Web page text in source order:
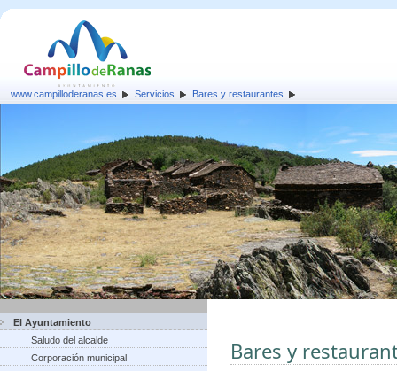
www.campilloderanas.es Servicios Bares y restaurantes
El Ayuntamiento
Saludo del alcalde
Corporación municipal
Bares y